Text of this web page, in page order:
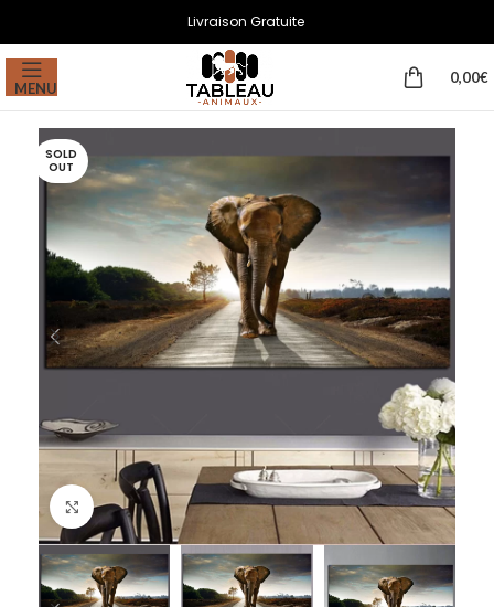
Livraison Gratuite
MENU
0,00€
SOLD
OUT
Click to enlarge